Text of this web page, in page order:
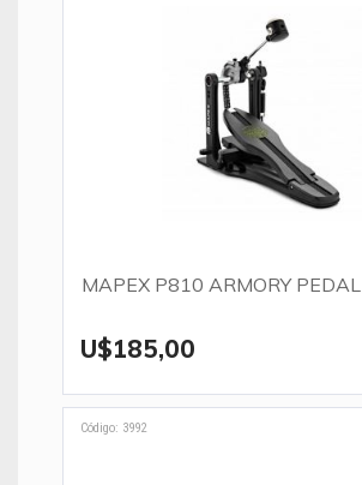
MAPEX P810 ARMORY PEDAL
U$185,00
Código: 3992